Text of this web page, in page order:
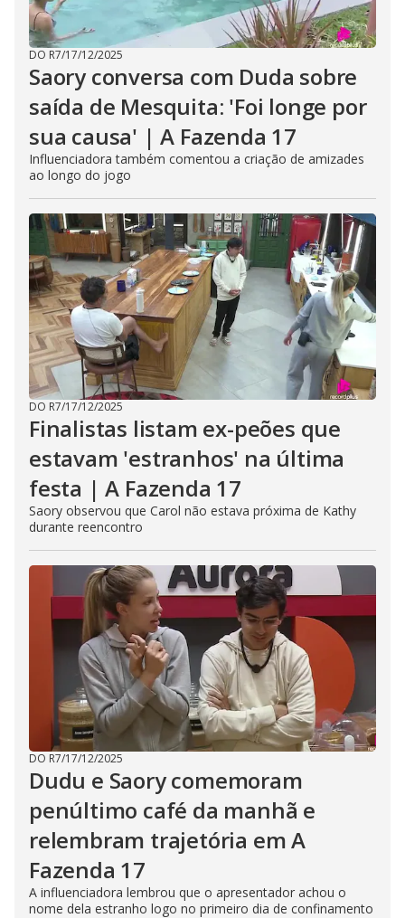
DO R7/17/12/2025
Saory conversa com Duda sobre
saída de Mesquita: 'Foi longe por
sua causa' | A Fazenda 17
Influenciadora também comentou a criação de amizades
ao longo do jogo
DO R7/17/12/2025
Finalistas listam ex-peões que
estavam 'estranhos' na última
festa | A Fazenda 17
Saory observou que Carol não estava próxima de Kathy
durante reencontro
DO R7/17/12/2025
Dudu e Saory comemoram
penúltimo café da manhã e
relembram trajetória em A
Fazenda 17
A influenciadora lembrou que o apresentador achou o
nome dela estranho logo no primeiro dia de confinamento